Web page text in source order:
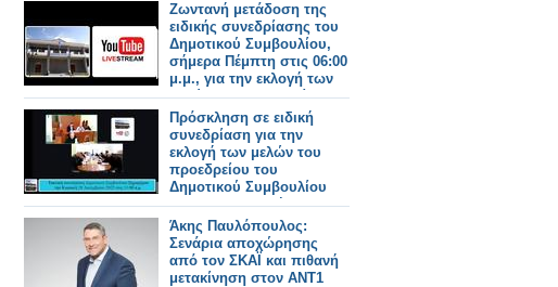
Ζωντανή μετάδοση της
ειδικής συνεδρίασης του
Δημοτικού Συμβουλίου,
σήμερα Πέμπτη στις 06:00
μ.μ., για την εκλογή των
μελών του Προεδρείου
του Δημοτικού
Συμβουλίου και της
Δημοτικής Επιτροπής.
Πρόσκληση σε ειδική
συνεδρίαση για την
εκλογή των μελών του
προεδρείου του
Δημοτικού Συμβουλίου
και της Δημοτικής
Επιτροπής την Τετάρτη 1
Ιουλίου.
Άκης Παυλόπουλος:
Σενάρια αποχώρησης
από τον ΣΚΑΪ και πιθανή
μετακίνηση στον ΑΝΤ1